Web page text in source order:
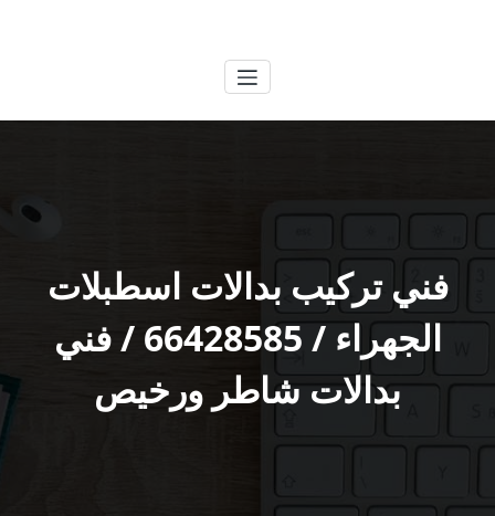
فني تركيب بدالات اسطبلات
الجهراء / 66428585 / فني
بدالات شاطر ورخيص